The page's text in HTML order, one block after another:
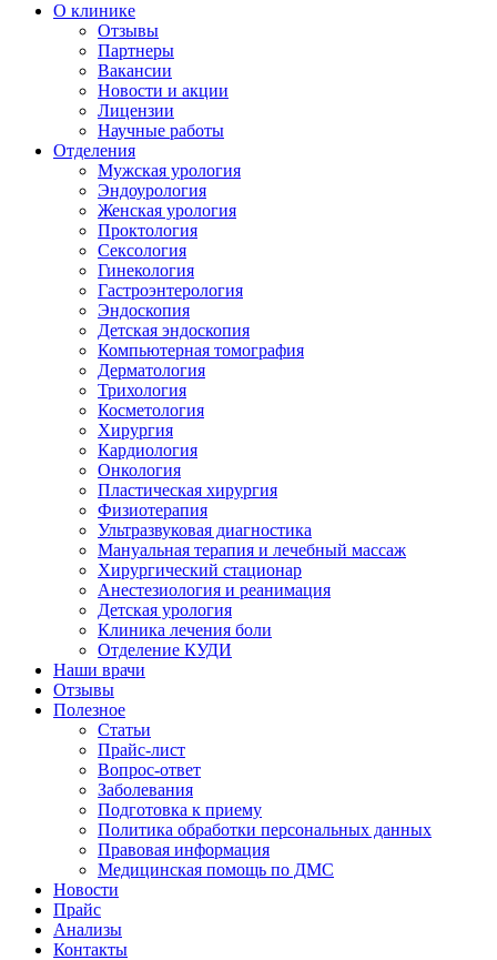
О клинике
Отзывы
Партнеры
Вакансии
Новости и акции
Лицензии
Научные работы
Отделения
Мужская урология
Эндоурология
Женская урология
Проктология
Сексология
Гинекология
Гастроэнтерология
Эндоскопия
Детская эндоскопия
Компьютерная томография
Дерматология
Трихология
Косметология
Хирургия
Кардиология
Онкология
Пластическая хирургия
Физиотерапия
Ультразвуковая диагностика
Мануальная терапия и лечебный массаж
Хирургический стационар
Анестезиология и реанимация
Детская урология
Клиника лечения боли
Отделение КУДИ
Наши врачи
Отзывы
Полезное
Статьи
Прайс-лист
Вопрос-ответ
Заболевания
Подготовка к приему
Политика обработки персональных данных
Правовая информация
Медицинская помощь по ДМС
Новости
Прайс
Анализы
Контакты